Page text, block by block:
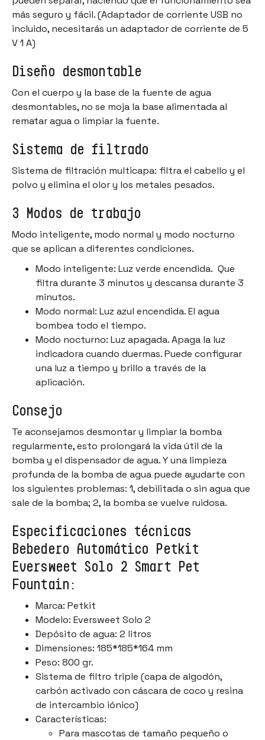
más seguro y fácil. (Adaptador de corriente USB no
incluido, necesitarás un adaptador de corriente de 5
V 1 A)
Diseño desmontable
Con el cuerpo y la base de la fuente de agua
desmontables, no se moja la base alimentada al
rematar agua o limpiar la fuente.
Sistema de filtrado
Sistema de filtración multicapa: filtra el cabello y el
polvo y elimina el olor y los metales pesados.
3 Modos de trabajo
Modo inteligente, modo normal y modo nocturno
que se aplican a diferentes condiciones.
Modo inteligente: Luz verde encendida. Que
filtra durante 3 minutos y descansa durante 3
minutos.
Modo normal: Luz azul encendida. El agua
bombea todo el tiempo.
Modo nocturno: Luz apagada. Apaga la luz
indicadora cuando duermas. Puede configurar
una luz a tiempo y brillo a través de la
aplicación.
Consejo
Te aconsejamos desmontar y limpiar la bomba
regularmente, esto prolongará la vida útil de la
bomba y el dispensador de agua. Y una limpieza
profunda de la bomba de agua puede ayudarte con
los siguientes problemas: 1, debilitada o sin agua que
sale de la bomba; 2, la bomba se vuelve ruidosa.
Especificaciones técnicas
Bebedero Automático Petkit
Eversweet Solo 2 Smart Pet
Fountain:
Marca: Petkit
Modelo: Eversweet Solo 2
Depósito de agua: 2 litros
Dimensiones: 185*185*164 mm
Peso: 800 gr.
Sistema de filtro triple (capa de algodón,
carbón activado con cáscara de coco y resina
de intercambio iónico)
Características:
Para mascotas de tamaño pequeño o